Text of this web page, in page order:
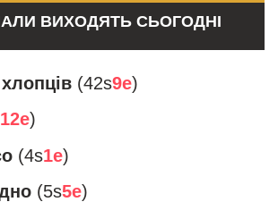
ВИХОДЯТЬ СЬОГОДНІ
(42s9e)
12e)
(4s1e)
(5s5e)